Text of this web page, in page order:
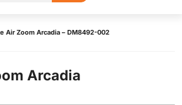
Air Zoom Arcadia – DM8492-002
Arcadia